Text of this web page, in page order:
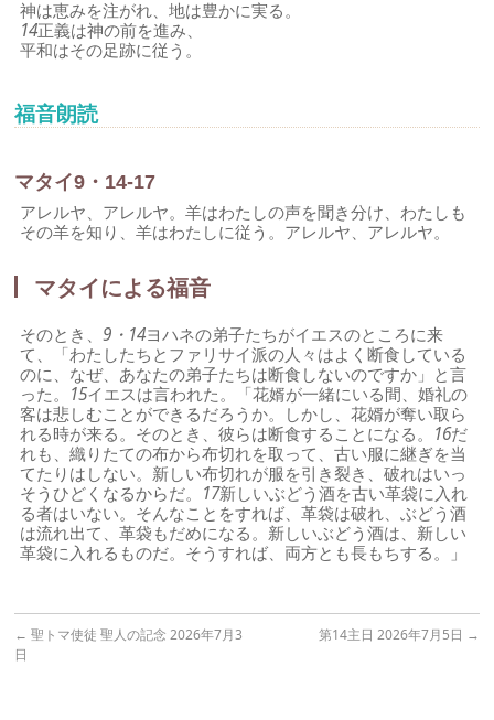
神は恵みを注がれ、地は豊かに実る。
14正義は神の前を進み、
平和はその足跡に従う。
福音朗読
マタイ9・14-17
アレルヤ、アレルヤ。羊はわたしの声を聞き分け、わたしも
その羊を知り、羊はわたしに従う。アレルヤ、アレルヤ。
マタイによる福音
そのとき、9・14ヨハネの弟子たちがイエスのところに来
て、「わたしたちとファリサイ派の人々はよく断食している
のに、なぜ、あなたの弟子たちは断食しないのですか」と言
った。 15イエスは言われた。「花婿が一緒にいる間、婚礼の
客は悲しむことができるだろうか。しかし、花婿が奪い取ら
れる時が来る。そのとき、彼らは断食することになる。 16だ
れも、織りたての布から布切れを取って、古い服に継ぎを当
てたりはしない。新しい布切れが服を引き裂き、破れはいっ
そうひどくなるからだ。 17新しいぶどう酒を古い革袋に入れ
る者はいない。そんなことをすれば、革袋は破れ、ぶどう酒
は流れ出て、革袋もだめになる。新しいぶどう酒は、新しい
革袋に入れるものだ。そうすれば、両方とも長もちする。」
← 聖トマ使徒 聖人の記念 2026年7月3
日
第14主日 2026年7月5日 →